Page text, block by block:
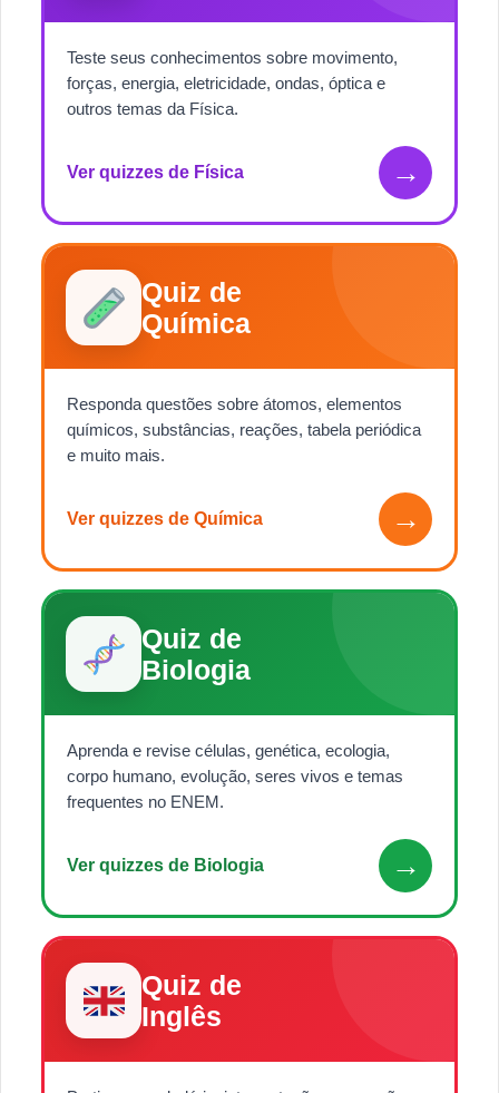
Teste seus conhecimentos sobre movimento,
forças, energia, eletricidade, ondas, óptica e
outros temas da Física.
Ver quizzes de Física →
Quiz de
Química
Responda questões sobre átomos, elementos
químicos, substâncias, reações, tabela periódica
e muito mais.
Ver quizzes de Química →
Quiz de
Biologia
Aprenda e revise células, genética, ecologia,
corpo humano, evolução, seres vivos e temas
frequentes no ENEM.
Ver quizzes de Biologia →
Quiz de
Inglês